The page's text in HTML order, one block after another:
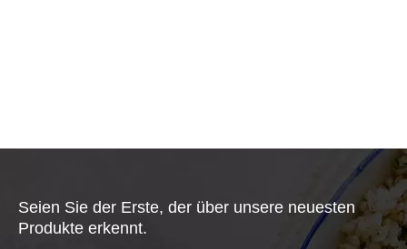
Seien Sie der Erste, der über unsere neuesten
Produkte erkennt.